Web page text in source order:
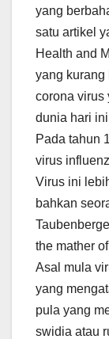
yang
satu artikel
Health and
yang kurang
corona virus
dunia hari
Pada tahun
virus
Virus ini
bahkan
the mather
Asal mula
yang
pula yang
swidia atau